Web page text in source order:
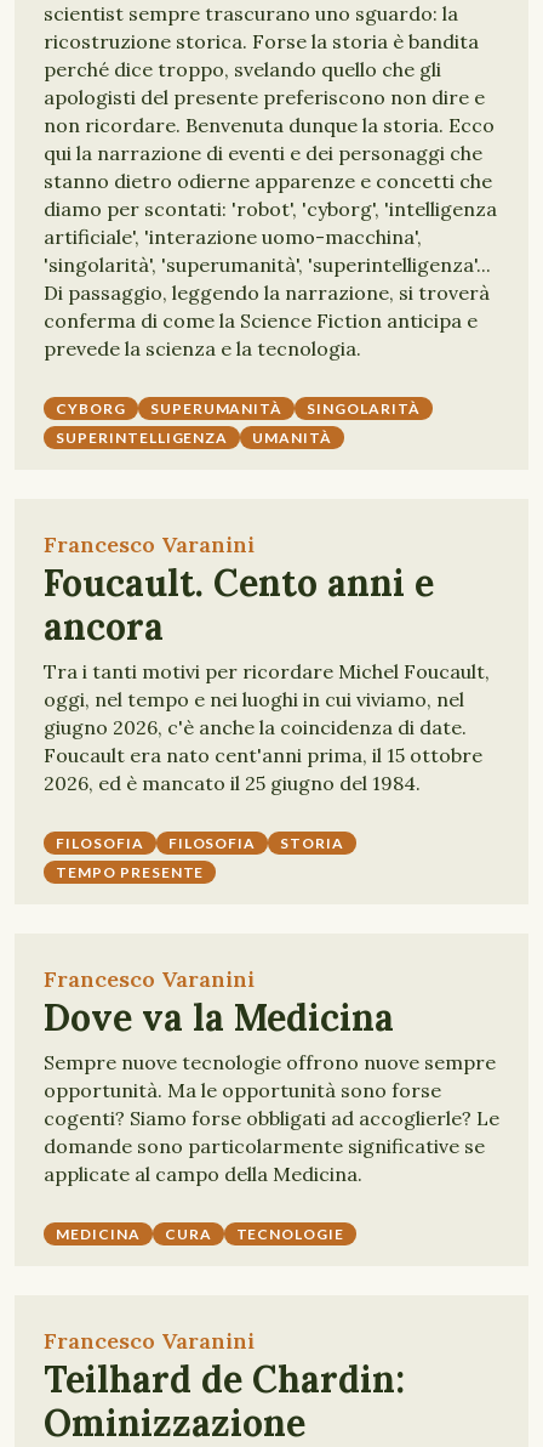
scientist sempre trascurano uno sguardo: la
ricostruzione storica. Forse la storia è bandita
perché dice troppo, svelando quello che gli
apologisti del presente preferiscono non dire e
non ricordare. Benvenuta dunque la storia. Ecco
qui la narrazione di eventi e dei personaggi che
stanno dietro odierne apparenze e concetti che
diamo per scontati: 'robot', 'cyborg', 'intelligenza
artificiale', 'interazione uomo-macchina',
'singolarità', 'superumanità', 'superintelligenza'...
Di passaggio, leggendo la narrazione, si troverà
conferma di come la Science Fiction anticipa e
prevede la scienza e la tecnologia.
CYBORG SUPERUMANITÀ
SINGOLARITÀ
SUPERINTELLIGENZA
UMANITÀ
Francesco Varanini
Foucault. Cento anni e
ancora
Tra i tanti motivi per ricordare Michel Foucault,
oggi, nel tempo e nei luoghi in cui viviamo, nel
giugno 2026, c'è anche la coincidenza di date.
Foucault era nato cent'anni prima, il 15 ottobre
2026, ed è mancato il 25 giugno del 1984.
FILOSOFIA FILOSOFIA
STORIA
TEMPO PRESENTE
Francesco Varanini
Dove va la Medicina
Sempre nuove tecnologie offrono nuove sempre
opportunità. Ma le opportunità sono forse
cogenti? Siamo forse obbligati ad accoglierle? Le
domande sono particolarmente significative se
applicate al campo della Medicina.
MEDICINA CURA TECNOLOGIE
Francesco Varanini
Teilhard de Chardin:
Ominizzazione